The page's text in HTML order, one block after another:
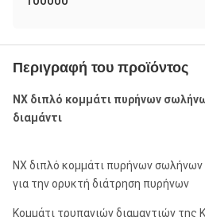
Περιγραφή του προϊόντος
NX διπλό κομμάτι πυρήνων
διαμάντι
NX διπλό κομμάτι πυρήνων σωλήνων
για την ορυκτή διάτρηση πυρήνων
Κομμάτι τρυπανιών διαμαντιών της